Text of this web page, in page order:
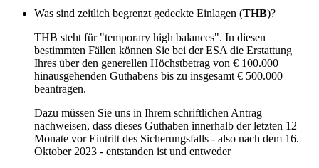
Was sind zeitlich begrenzt gedeckte Einlagen (THB)?
THB steht für "temporary high balances". In diesen
bestimmten Fällen können Sie bei derESA die Erstattung
Ihres über den generellen Höchstbetrag von € 100.000
hinausgehenden Guthabens bis zu insgesamt € 500.000
beantragen.
Dazu müssen Sie uns in Ihrem schriftlichen Antrag
nachweisen, dass dieses Guthaben innerhalb der letzten 12
Monate vor Eintritt des Sicherungsfalls - also nach dem 16.
Oktober 2023 - entstanden ist und entweder